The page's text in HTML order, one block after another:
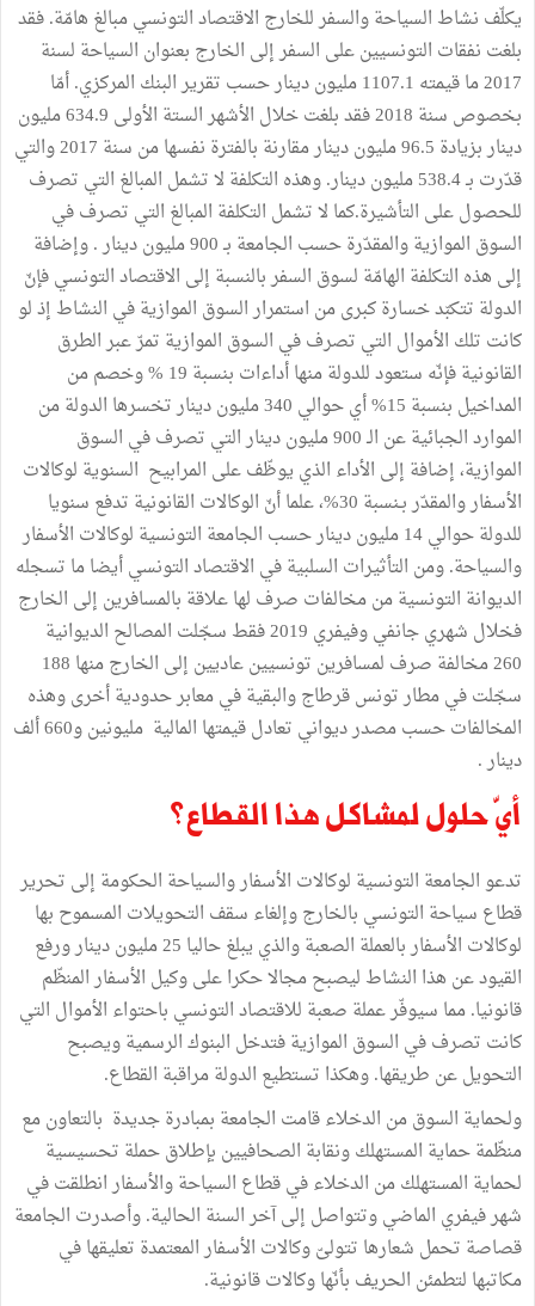
يكلّف نشاط السياحة والسفر للخارج الاقتصاد التونسي مبالغ هامّة. فقد
بلغت نفقات التونسيين على السفر إلى الخارج بعنوان السياحة لسنة
2017 ما قيمته 1107.1 مليون دينار حسب تقرير البنك المركزي. أمّا
بخصوص سنة 2018 فقد بلغت خلال الأشهر الستة الأولى 634.9 مليون
دينار بزيادة 96.5 مليون دينار مقارنة بالفترة نفسها من سنة 2017 والتي
قدّرت بـ 538.4 مليون دينار. وهذه التكلفة لا تشمل المبالغ التي تصرف
للحصول على التأشيرة.كما لا تشمل التكلفة المبالغ التي تصرف في
السوق الموازية والمقدّرة حسب الجامعة بـ 900 مليون دينار . وإضافة
إلى هذه التكلفة الهامّة لسوق السفر بالنسبة إلى الاقتصاد التونسي فإنّ
الدولة تتكبّد خسارة كبرى من استمرار السوق الموازية في النشاط إذ لو
كانت تلك الأموال التي تصرف في السوق الموازية تمرّ عبر الطرق
القانونية فإنّه ستعود للدولة منها أداءات بنسبة 19 % وخصم من
المداخيل بنسبة 15% أي حوالي 340 مليون دينار تخسرها الدولة من
الموارد الجبائية عن الـ 900 مليون دينار التي تصرف في السوق
الموازية، إضافة إلى الأداء الذي يوظّف على المرابيح السنوية لوكالات
الأسفار والمقدّر بـنسبة 30%، علما أنّ الوكالات القانونية تدفع سنويا
للدولة حوالي 14 مليون دينار حسب الجامعة التونسية لوكالات الأسفار
والسياحة. ومن التأثيرات السلبية في الاقتصاد التونسي أيضا ما تسجله
الديوانة التونسية من مخالفات صرف لها علاقة بالمسافرين إلى الخارج
فخلال شهري جانفي وفيفري 2019 فقط سجّلت المصالح الديوانية
260 مخالفة صرف لمسافرين تونسيين عاديين إلى الخارج منها 188
سجّلت في مطار تونس قرطاج والبقية في معابر حدودية أخرى وهذه
المخالفات حسب مصدر ديواني تعادل قيمتها المالية مليونين و660 ألف
دينار .
أيّ حلول لمشاكل هذا القطاع؟
تدعو الجامعة التونسية لوكالات الأسفار والسياحة الحكومة إلى تحرير
قطاع سياحة التونسي بالخارج وإلغاء سقف التحويلات المسموح بها
لوكالات الأسفار بالعملة الصعبة والذي يبلغ حاليا 25 مليون دينار ورفع
القيود عن هذا النشاط ليصبح مجالا حكرا على وكيل الأسفار المنظّم
قانونيا. مما سيوفّر عملة صعبة للاقتصاد التونسي باحتواء الأموال التي
كانت تصرف في السوق الموازية فتدخل البنوك الرسمية ويصبح
التحويل عن طريقها. وهكذا تستطيع الدولة مراقبة القطاع.
ولحماية السوق من الدخلاء قامت الجامعة بمبادرة جديدة بالتعاون مع
منظّمة حماية المستهلك ونقابة الصحافيين بإطلاق حملة تحسيسية
لحماية المستهلك من الدخلاء في قطاع السياحة والأسفار انطلقت في
شهر فيفري الماضي وتتواصل إلى آخر السنة الحالية. وأصدرت الجامعة
قصاصة تحمل شعارها تتولىّ وكالات الأسفار المعتمدة تعليقها في
مكاتبها لتطمئن الحريف بأنّها وكالات قانونية.